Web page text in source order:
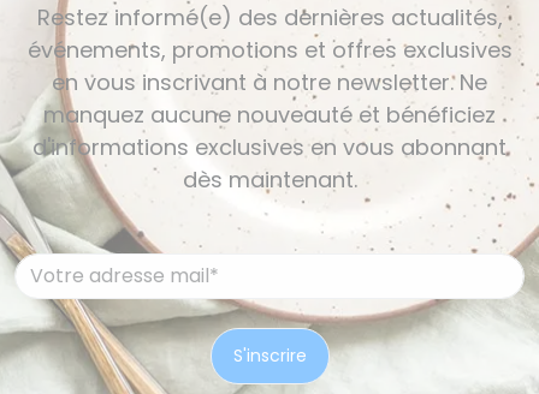
Restez informé(e) des dernières actualités,
événements, promotions et offres exclusives
en vous inscrivant à notre newsletter. Ne
manquez aucune nouveauté et bénéficiez
d'informations exclusives en vous abonnant
dès maintenant.